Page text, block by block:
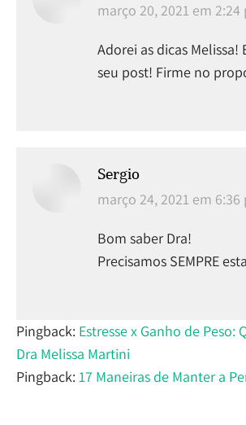
disse:
março 20, 2021 em 2:24
Adorei as dicas Melissa!
seu post! Firme no
Sergio
disse:
março 24, 2021 em 6:36
Bom saber Dra!
Precisamos SEMPRE
Pingback: Estresse x Ganho de Peso:
Dra Melissa Martini
Pingback: 17 Maneiras de Manter a